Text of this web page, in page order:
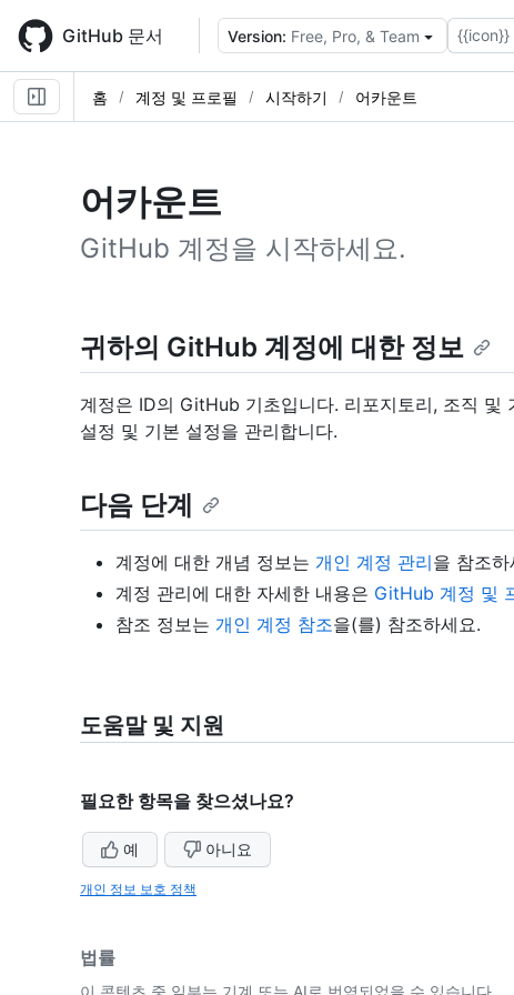
main
content
GitHub 문서 Version: Free, Pro, & Team {{icon}}
홈 계정 및 프로필 시작하기 어카운트
어카운트
GitHub 계정을 시작하세요.
귀하의 GitHub 계정에 대한 정보
계정은 ID의 GitHub 기초입니다. 리포지토리, 조직
설정 및 기본 설정을 관리합니다.
다음 단계
계정에 대한 개념 정보는 개인 계정 관리을 참조하
계정 관리에 대한 자세한 내용은 GitHub 계정 및
참조 정보는 개인 계정 참조을(를) 참조하세요.
도움말 및 지원
필요한 항목을 찾으셨나요?
예 아니요
개인 정보 보호 정책
법률